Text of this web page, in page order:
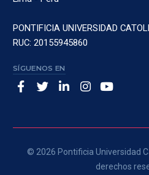
PONTIFICIA UNIVERSIDAD
RUC: 20155945860
SÍGUENOS EN
© 2026 Pontificia Universidad
derechos